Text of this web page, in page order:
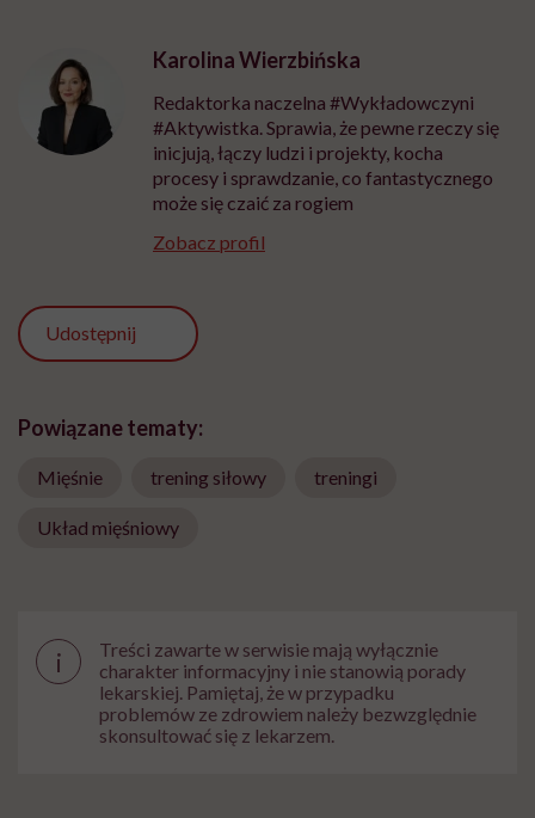
Karolina Wierzbińska
Redaktorka naczelna #Wykładowczyni
#Aktywistka. Sprawia, że pewne rzeczy się
inicjują, łączy ludzi i projekty, kocha
procesy i sprawdzanie, co fantastycznego
może się czaić za rogiem
Zobacz profil
Udostępnij
Powiązane tematy:
Mięśnie trening siłowy treningi
Układ mięśniowy
i
Treści zawarte w serwisie mają wyłącznie
charakter informacyjny i nie stanowią porady
lekarskiej. Pamiętaj, że w przypadku
problemów ze zdrowiem należy bezwzględnie
skonsultować się z lekarzem.